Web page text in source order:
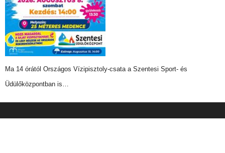
Ma 14 órától Országos Vízipisztoly-csata a Szentesi Sport- és
Üdülőközpontban is…